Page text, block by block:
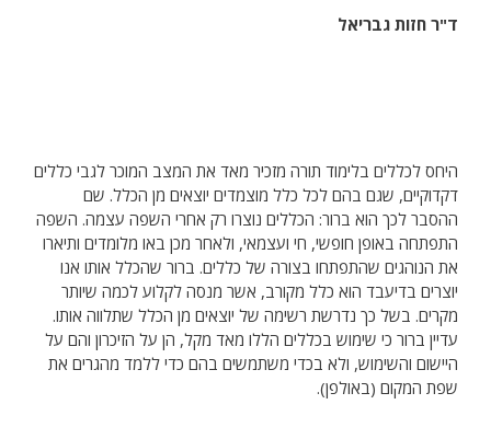
ד"ר חזות גבריאל
היחס לכללים בלימוד תורה מזכיר מאד את המצב המוכר לגבי כללים
דקדוקיים, שגם בהם לכל כלל מוצמדים יוצאים מן הכלל. שם
ההסבר לכך הוא ברור: הכללים נוצרו רק אחרי השפה עצמה. השפה
התפתחה באופן חופשי, חי ועצמאי, ולאחר מכן באו מלומדים ותיארו
את הנוהגים שהתפתחו בצורה של כללים. ברור שהכלל אותו אנו
יוצרים בדיעבד הוא כלל מקורב, אשר מנסה לקלוע לכמה שיותר
מקרים. בשל כך נדרשת רשימה של יוצאים מן הכלל שתלווה אותו.
עדיין ברור כי שימוש בכללים הללו מאד מקל, הן על הזיכרון והם על
היישום והשימוש, ולא בכדי משתמשים בהם כדי ללמד מהגרים את
שפת המקום (באולפן).